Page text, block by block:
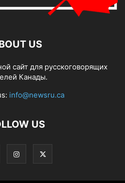
US
сайт для русскоговорящих
Канады.
info@newsru.ca
US